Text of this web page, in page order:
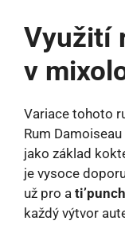
Využití
v
Variace tohoto
Rum
jako základ
je vysoce
už pro a ti’punch
každý výtvor